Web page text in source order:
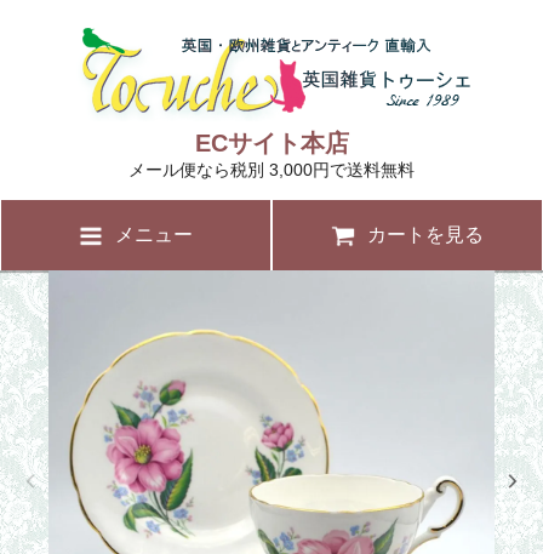
ECサイト本店
メール便なら税別 3,000円で送料無料
メニュー カートを見る